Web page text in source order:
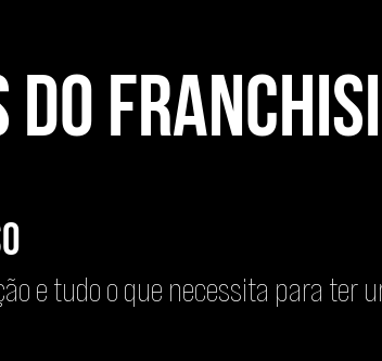
do
e tudo o que necessita para ter